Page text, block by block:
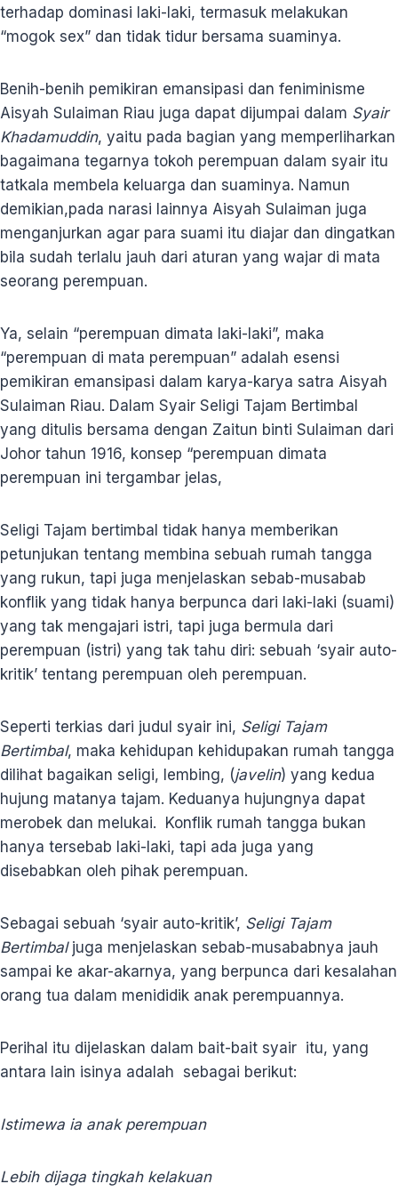
terhadap dominasi laki-laki, termasuk melakukan
“mogok sex” dan tidak tidur bersama suaminya.
Benih-benih pemikiran emansipasi dan feniminisme
Aisyah Sulaiman Riau juga dapat dijumpai dalam Syair
Khadamuddin, yaitu pada bagian yang memperliharkan
bagaimana tegarnya tokoh perempuan dalam syair itu
tatkala membela keluarga dan suaminya. Namun
demikian,pada narasi lainnya Aisyah Sulaiman juga
menganjurkan agar para suami itu diajar dan dingatkan
bila sudah terlalu jauh dari aturan yang wajar di mata
seorang perempuan.
Ya, selain “perempuan dimata laki-laki”, maka
“perempuan di mata perempuan” adalah esensi
pemikiran emansipasi dalam karya-karya satra Aisyah
Sulaiman Riau. Dalam Syair Seligi Tajam Bertimbal
yang ditulis bersama dengan Zaitun binti Sulaiman dari
Johor tahun 1916, konsep “perempuan dimata
perempuan ini tergambar jelas,
Seligi Tajam bertimbal tidak hanya memberikan
petunjukan tentang membina sebuah rumah tangga
yang rukun, tapi juga menjelaskan sebab-musabab
konflik yang tidak hanya berpunca dari laki-laki (suami)
yang tak mengajari istri, tapi juga bermula dari
perempuan (istri) yang tak tahu diri: sebuah ‘syair auto-
kritik’ tentang perempuan oleh perempuan.
Seperti terkias dari judul syair ini, Seligi Tajam
Bertimbal, maka kehidupan kehidupakan rumah tangga
dilihat bagaikan seligi, lembing, (javelin) yang kedua
hujung matanya tajam. Keduanya hujungnya dapat
merobek dan melukai. Konflik rumah tangga bukan
hanya tersebab laki-laki, tapi ada juga yang
disebabkan oleh pihak perempuan.
Sebagai sebuah ‘syair auto-kritik’, Seligi Tajam
Bertimbaljuga menjelaskan sebab-musababnya jauh
sampai ke akar-akarnya, yang berpunca dari kesalahan
orang tua dalam menididik anak perempuannya.
Perihal itu dijelaskan dalam bait-bait syair itu, yang
antara lain isinya adalah sebagai berikut:
Istimewa ia anak perempuan
Lebih dijaga tingkah kelakuan